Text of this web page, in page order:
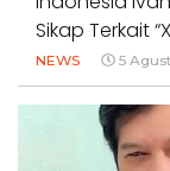
Sikap Terkait
NEWS 5